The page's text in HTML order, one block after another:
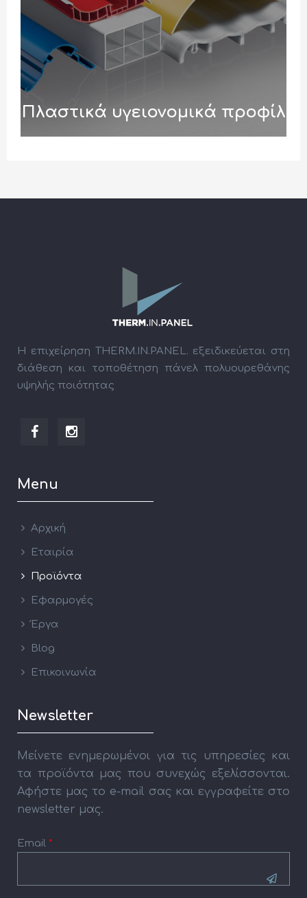
Πλαστικά υγειονομικά προφίλ
Η επιχείρηση THERM.IN.PANEL. εξειδικεύεται στη
διάθεση και τοποθέτηση πάνελ πολυουρεθάνης
υψηλής ποιότητας
Menu
Αρχική
Εταιρία
Προϊόντα
Εφαρμογές
Έργα
Blog
Επικοινωνία
Newsletter
Μείνετε ενημερωμένοι για τις υπηρεσίες και
τα προϊόντα μας που συνεχώς εξελίσσονται.
Αφήστε μας το e-mail σας και εγγραφείτε στο
newsletter μας.
Email *